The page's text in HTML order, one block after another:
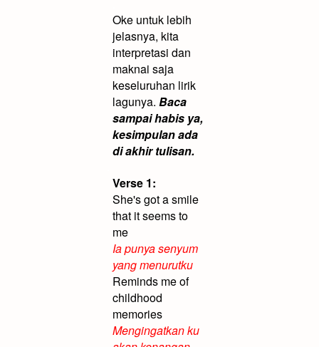
Oke untuk lebih
jelasnya, kita
interpretasi dan
maknai saja
keseluruhan lirik
lagunya.Baca
sampai habis ya,
kesimpulan ada
di akhir tulisan.
Verse 1:
She's got a smile
that it seems to
me
Ia punya senyum
yang menurutku
Reminds me of
childhood
memories
Mengingatkan ku